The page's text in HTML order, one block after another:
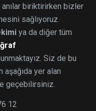
biriktirirken bizler
sağlıyoruz.
ya da diğer tüm
Siz de bu
yer alan
geçebilirsiniz.
12